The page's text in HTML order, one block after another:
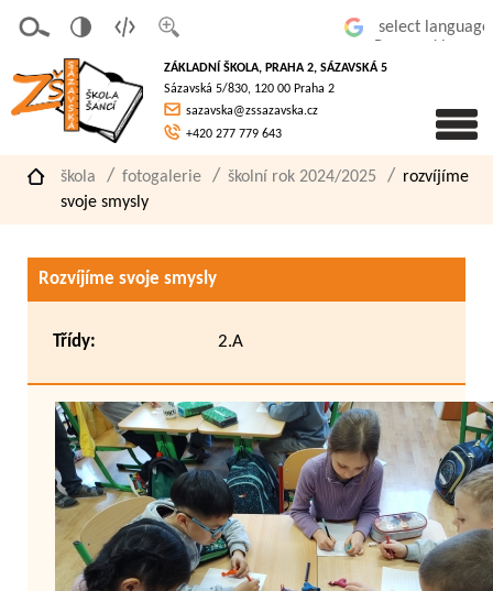
písmo
á
verze
pro
slaboz
raké
ZÁKLADNÍ ŠKOLA, PRAHA 2, SÁZAVSKÁ 5
Sázavská 5/830, 120 00 Praha 2
sazavska@zssazavska.cz
+420 277 779 643
škola fotogalerie školní rok 2024/2025
rozvíjíme
svoje smysly
Rozvíjíme svoje smysly
Třídy: 2.A